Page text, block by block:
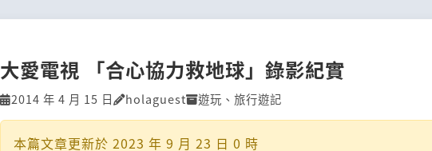
大愛電視 「合心協力救地球」錄影紀實
2014 年 4 月 15 日 holaguest 遊玩 、 旅行遊記
本篇文章更新於 2023 年 9 月 23 日 0 時